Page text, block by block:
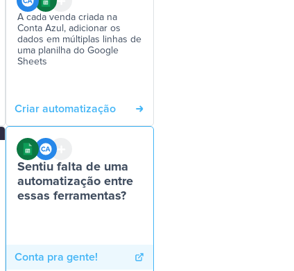
A cada venda criada na
Conta Azul, adicionar os
dados em múltiplas linhas de
uma planilha do Google
Sheets
Criar automatização
Sentiu falta de uma
automatização entre
essas ferramentas?
Conta pra gente!